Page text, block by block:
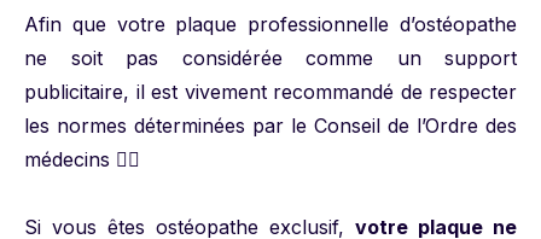
Afin que votre plaque professionnelle d’ostéopathe
ne soit pas considérée comme un support
publicitaire, il est vivement recommandé de respecter
les normes déterminées par le Conseil de l’Ordre des
médecins 🧑‍⚕️
Si vous êtes ostéopathe exclusif, votre plaque ne